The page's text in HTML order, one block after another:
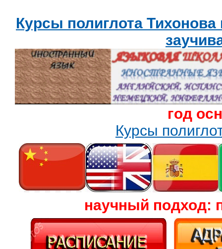
Курсы полиглота
год
Курсы
научный подход: